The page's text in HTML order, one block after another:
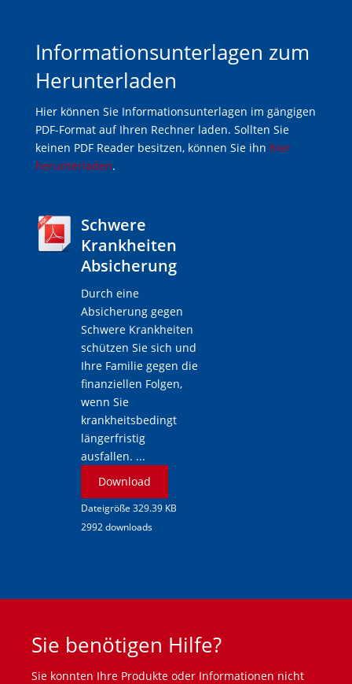
Informationsunterlagen zum
Herunterladen
Hier können Sie Informationsunterlagen im gängigen
PDF-Format auf Ihren Rechner laden. Sollten Sie
keinen PDF Reader besitzen, können Sie ihn hier
herunterladen.
Schwere
Krankheiten
Absicherung
Durch eine
Absicherung gegen
Schwere Krankheiten
schützen Sie sich und
Ihre Familie gegen die
finanziellen Folgen,
wenn Sie
krankheitsbedingt
längerfristig
ausfallen. ...
Download
Dateigröße 329.39 KB
2992 downloads
Sie benötigen Hilfe?
Sie konnten Ihre Produkte oder Informationen nicht